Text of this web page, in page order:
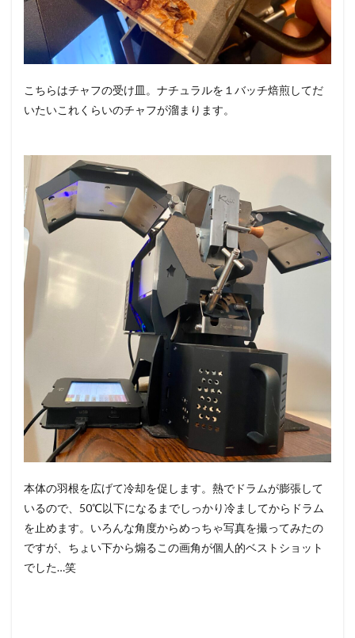
こちらはチャフの受け皿。ナチュラルを１バッチ焙煎してだ
いたいこれくらいのチャフが溜まります。
本体の羽根を広げて冷却を促します。熱でドラムが膨張して
いるので、50℃以下になるまでしっかり冷ましてからドラム
を止めます。いろんな角度からめっちゃ写真を撮ってみたの
ですが、ちょい下から煽るこの画角が個人的ベストショット
でした…笑